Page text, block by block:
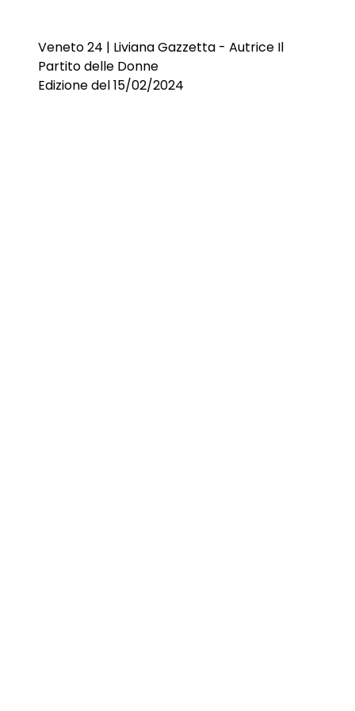
Veneto 24 | Liviana Gazzetta - Autrice Il
Partito delle Donne
Edizione del 15/02/2024